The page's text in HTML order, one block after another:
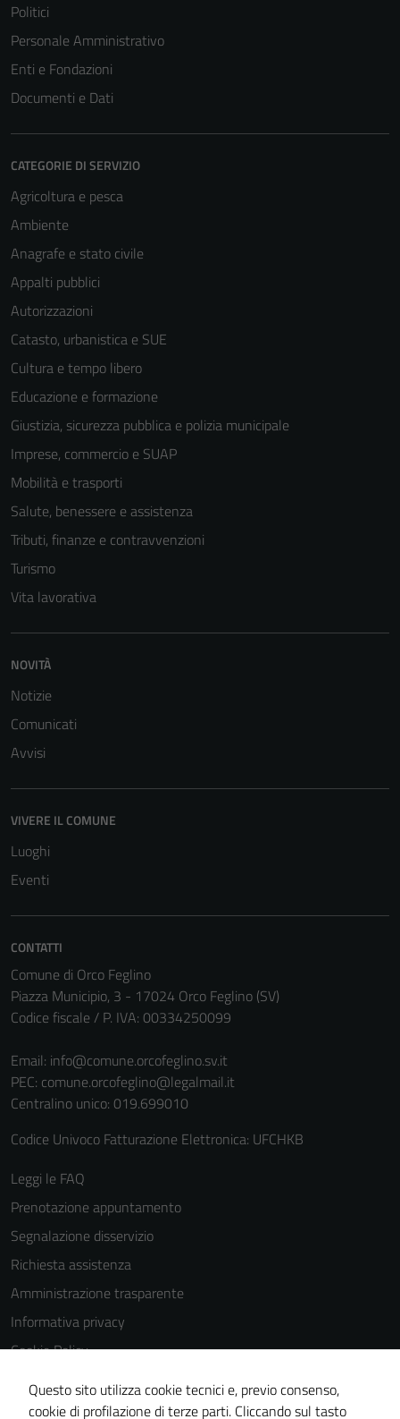
Politici
Personale Amministrativo
Enti e Fondazioni
Documenti e Dati
CATEGORIE DI SERVIZIO
Agricoltura e pesca
Ambiente
Anagrafe e stato civile
Appalti pubblici
Autorizzazioni
Catasto, urbanistica e SUE
Cultura e tempo libero
Educazione e formazione
Giustizia, sicurezza pubblica e polizia municipale
Imprese, commercio e SUAP
Mobilità e trasporti
Salute, benessere e assistenza
Tributi, finanze e contravvenzioni
Turismo
Vita lavorativa
NOVITÀ
Notizie
Comunicati
Avvisi
VIVERE IL COMUNE
Luoghi
Eventi
CONTATTI
Comune di Orco Feglino
Piazza Municipio, 3 - 17024 Orco Feglino (SV)
Codice fiscale / P. IVA: 00334250099
Email: info@comune.orcofeglino.sv.it
PEC: comune.orcofeglino@legalmail.it
Centralino unico: 019.699010
Codice Univoco Fatturazione Elettronica: UFCHKB
Leggi le FAQ
Prenotazione appuntamento
Segnalazione disservizio
Richiesta assistenza
Amministrazione trasparente
Informativa privacy
Cookie Policy
Note legali
Dichiarazione di accessibilità
Questo sito utilizza cookie tecnici e, previo consenso,
cookie di profilazione di terze parti. Cliccando sul tasto